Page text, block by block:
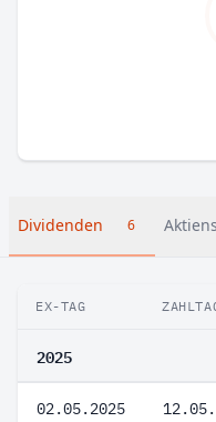
Dividenden 6
EX-TAG
2025
02.05.2025